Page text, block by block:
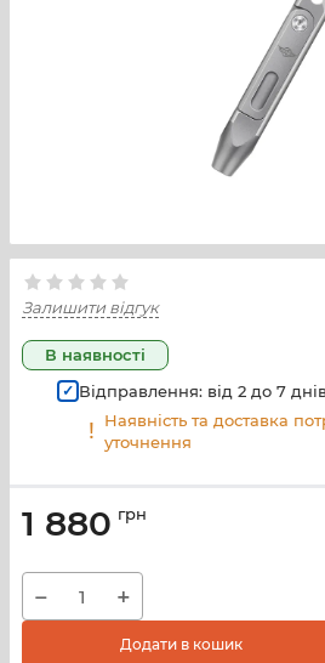
Залишити відгук
В наявності
Відправлення: від 2 до 7
Наявність та доставка
уточнення
1 880 грн
− +
Додати в кошик